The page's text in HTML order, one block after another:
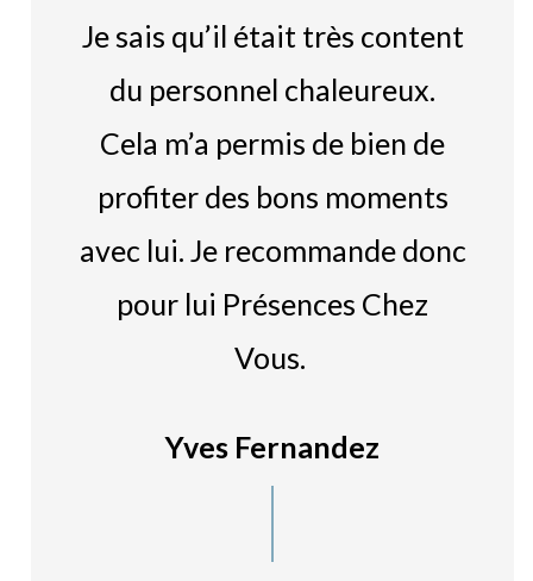
Je sais qu’il était très content
du personnel chaleureux.
Cela m’a permis de bien de
profiter des bons moments
avec lui. Je recommande donc
pour lui Présences Chez
Vous.
Yves Fernandez